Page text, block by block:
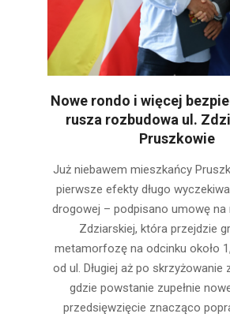
Nowe rondo i więcej
rusza rozbudowa ul.
Pruszkowie
07-
17
Już niebawem mieszkańcy
pierwsze efekty długo
drogowej – podpisano umowę na
Zdziarskiej, która przejdzie
metamorfozę na odcinku około
od ul. Długiej aż po skrzyżowanie
gdzie powstanie zupełnie
przedsięwzięcie znacząco